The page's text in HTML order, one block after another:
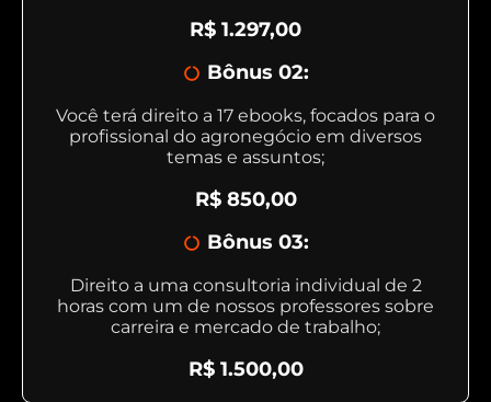
R$ 1.297,00
Bônus 02:
Você terá direito a 17 ebooks, focados para o
profissional do agronegócio em diversos
temas e assuntos;
R$ 850,00
Bônus 03:
Direito a uma consultoria individual de 2
horas com um de nossos professores sobre
carreira e mercado de trabalho;
R$ 1.500,00